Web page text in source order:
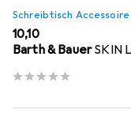
Schreibtisch Accessoire
EUR
10,10
Barth & BauerSKIN